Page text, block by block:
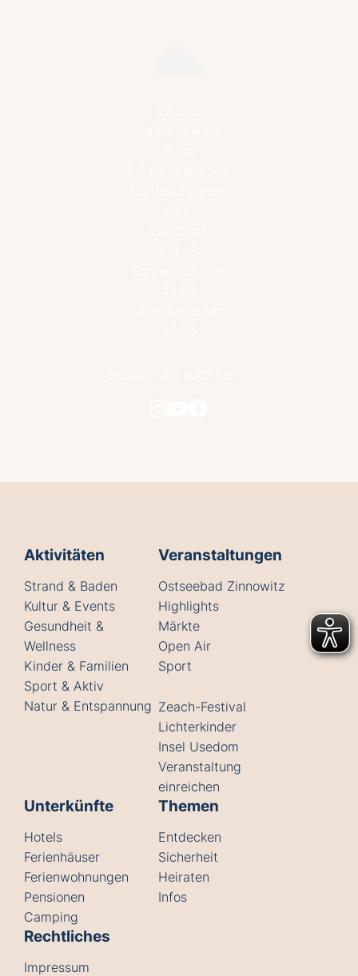
Aktivitäten
Strand & Baden
Kultur & Events
Gesundheit &
Wellness
Kinder & Familien
Sport & Aktiv
Natur & Entspannung
Veranstaltungen
Ostseebad Zinnowitz
Highlights
Märkte
Open Air
Sport
Zeach-Festival
Lichterkinder
Insel Usedom
Veranstaltung
einreichen
Unterkünfte
Hotels
Ferienhäuser
Ferienwohnungen
Pensionen
Camping
Themen
Entdecken
Sicherheit
Heiraten
Infos
Rechtliches
Impressum